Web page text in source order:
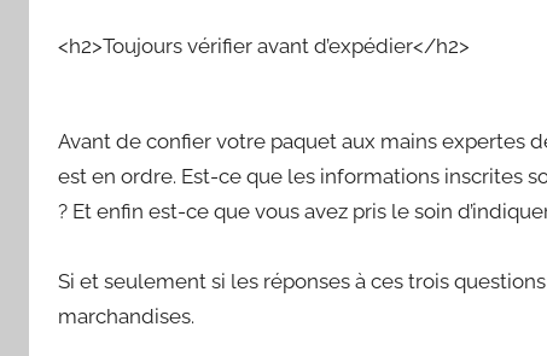
<h2>Toujours vérifier avant d’expédier</h2>
Avant de confier votre paquet aux mains expertes
est en ordre. Est-ce que les informations inscrites
? Et enfin est-ce que vous avez pris le soin
Si et seulement si les réponses à ces trois
marchandises.